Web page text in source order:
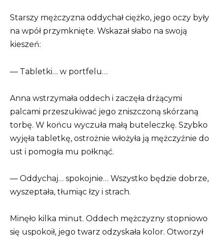
Starszy mężczyzna oddychał ciężko, jego oczy były
na wpół przymknięte. Wskazał słabo na swoją
kieszeń:
— Tabletki… w portfelu…
Anna wstrzymała oddech i zaczęła drżącymi
palcami przeszukiwać jego zniszczoną skórzaną
torbę. W końcu wyczuła małą buteleczkę. Szybko
wyjęła tabletkę, ostrożnie włożyła ją mężczyźnie do
ust i pomogła mu połknąć.
— Oddychaj… spokojnie… Wszystko będzie dobrze,
wyszeptała, tłumiąc łzy i strach.
Minęło kilka minut. Oddech mężczyzny stopniowo
się uspokoił, jego twarz odzyskała kolor. Otworzył